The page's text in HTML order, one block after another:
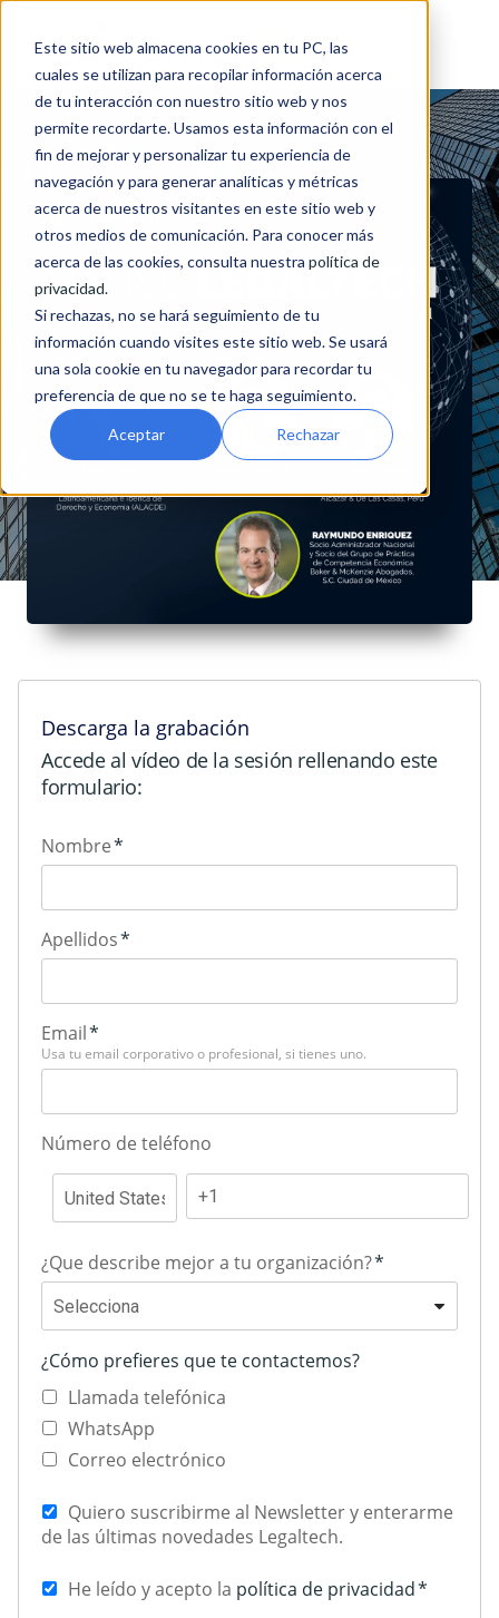
Este sitio web almacena cookies en tu PC, las
cuales se utilizan para recopilar información acerca
de tu interacción con nuestro sitio web y nos
permite recordarte. Usamos esta información con el
fin de mejorar y personalizar tu experiencia de
navegación y para generar analíticas y métricas
acerca de nuestros visitantes en este sitio web y
otros medios de comunicación. Para conocer más
acerca de las cookies, consulta nuestra política de
privacidad.
Si rechazas, no se hará seguimiento de tu
información cuando visites este sitio web. Se usará
una sola cookie en tu navegador para recordar tu
preferencia de que no se te haga seguimiento.
Aceptar Rechazar
Descarga la grabación
Accede al vídeo de la sesión rellenando este
formulario:
Nombre*
Apellidos*
Email*
Usa tu email corporativo o profesional, si tienes uno.
Número de teléfono
¿Que describe mejor a tu organización?*
¿Cómo prefieres que te contactemos?
Llamada telefónica
WhatsApp
Correo electrónico
Quiero suscribirme al Newsletter y enterarme
de las últimas novedades Legaltech.
He leído y acepto la política de privacidad*